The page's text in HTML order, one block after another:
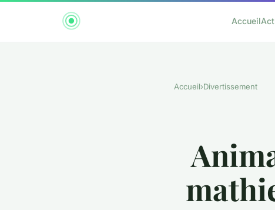
Accueil
Accueil›Divertissement